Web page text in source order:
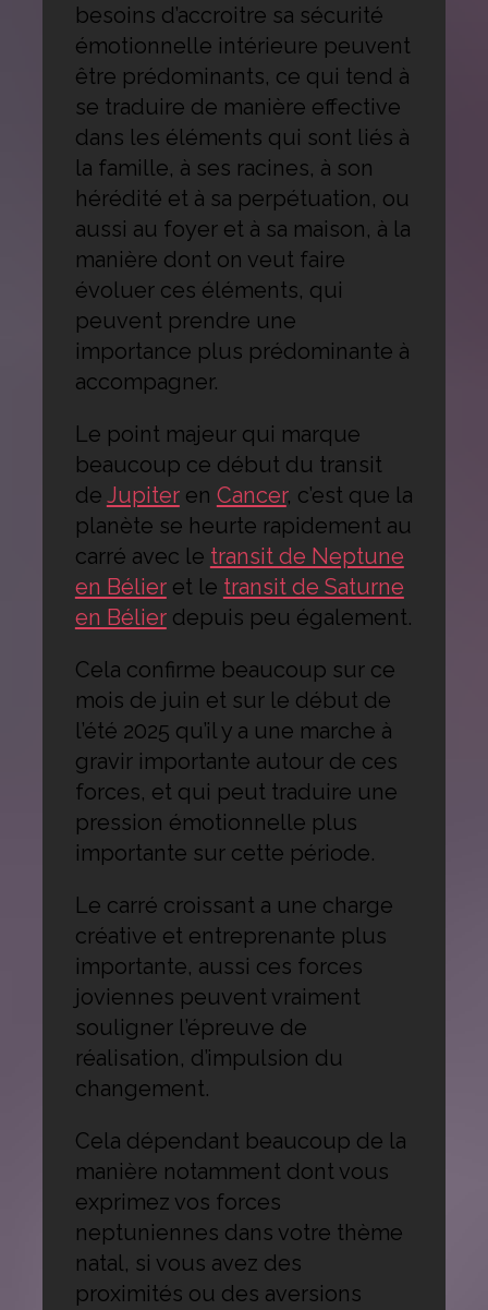
besoins d’accroitre sa sécurité
émotionnelle intérieure peuvent
être prédominants, ce qui tend à
se traduire de manière effective
dans les éléments qui sont liés à
la famille, à ses racines, à son
hérédité et à sa perpétuation, ou
aussi au foyer et à sa maison, à la
manière dont on veut faire
évoluer ces éléments, qui
peuvent prendre une
importance plus prédominante à
accompagner.
Le point majeur qui marque
beaucoup ce début du transit
de Jupiteren Cancer, c’est que la
planète se heurte rapidement au
carré avec le transit de Neptune
en Bélieret le transit de Saturne
en Bélierdepuis peu également.
Cela confirme beaucoup sur ce
mois de juin et sur le début de
l’été 2025 qu’il y a une marche à
gravir importante autour de ces
forces, et qui peut traduire une
pression émotionnelle plus
importante sur cette période.
Le carré croissant a une charge
créative et entreprenante plus
importante, aussi ces forces
joviennes peuvent vraiment
souligner l’épreuve de
réalisation, d’impulsion du
changement.
Cela dépendant beaucoup de la
manière notamment dont vous
exprimez vos forces
neptuniennes dans votre thème
natal, si vous avez des
proximités ou des aversions